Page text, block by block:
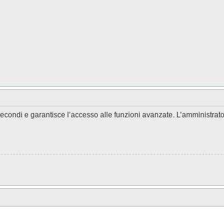
e garantisce l’accesso alle funzioni avanzate.